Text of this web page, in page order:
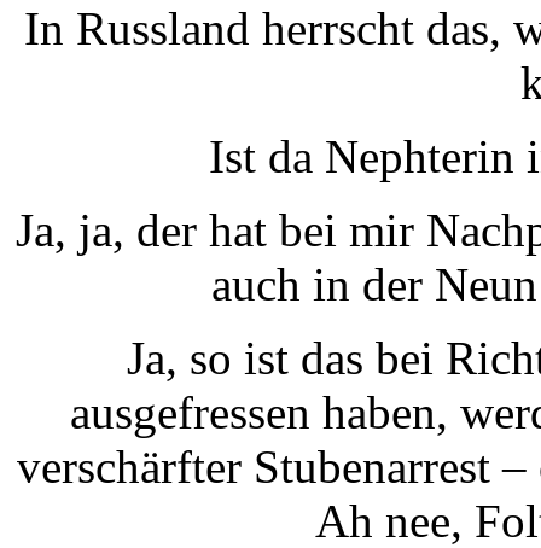
In Russland herrscht das,
Ist da Nephterin
Ja, ja, der hat bei mir
auch in der
Ja, so ist das bei
ausgefressen haben,
verschärfter Stubenarrest
Ah nee,